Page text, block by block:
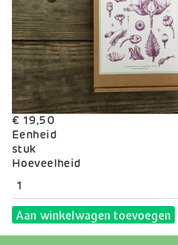
€ 19,50
Eenheid
stuk
Variaties
Hoeveelheid
Aan winkelwagen toevoegen